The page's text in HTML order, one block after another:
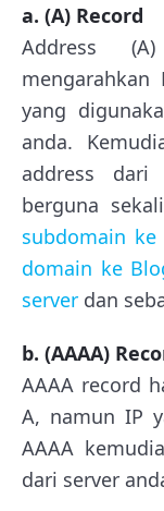
a. (A) Record
Address
yang
anda.
address
berguna
subdomain ke
domain ke
server dan
b. (AAAA)
AAAA record
A, namun IP
AAAA
dari server